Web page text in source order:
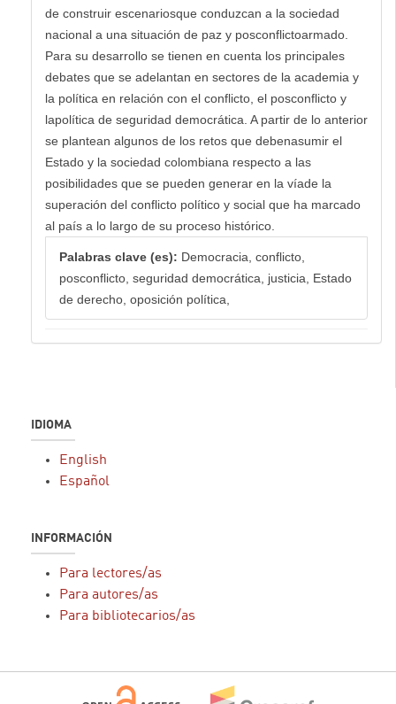
de construir escenariosque conduzcan a la sociedad
nacional a una situación de paz y posconflictoarmado.
Para su desarrollo se tienen en cuenta los principales
debates que se adelantan en sectores de la academia y
la política en relación con el conflicto, el posconflicto y
lapolítica de seguridad democrática. A partir de lo anterior
se plantean algunos de los retos que debenasumir el
Estado y la sociedad colombiana respecto a las
posibilidades que se pueden generar en la víade la
superación del conflicto político y social que ha marcado
al país a lo largo de su proceso histórico.
Palabras clave (es): Democracia, conflicto,
posconflicto, seguridad democrática, justicia, Estado
de derecho, oposición política,
IDIOMA
English
Español
INFORMACIÓN
Para lectores/as
Para autores/as
Para bibliotecarios/as